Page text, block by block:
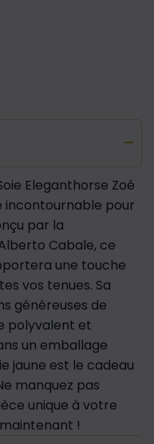
Eleganthorse Zoé
incontournable pour
par la
Cabale, ce
une touche
vos tenues. Sa
généreuses de
polyvalent et
un emballage
jaune est le cadeau
manquez pas
unique à votre
!